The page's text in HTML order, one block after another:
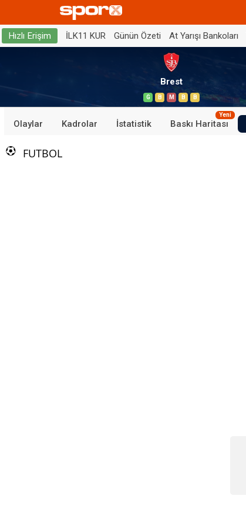
Hızlı Erişim İLK11 KUR Günün Özeti At Yarışı Bankoları
Brest
G B M B B
Olaylar Kadrolar İstatistik Baskı Haritası
Yeni
FUTBOL